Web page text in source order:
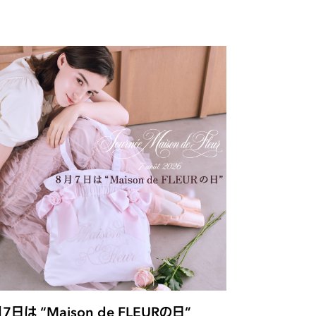
日は “Maison de FLEURの日”